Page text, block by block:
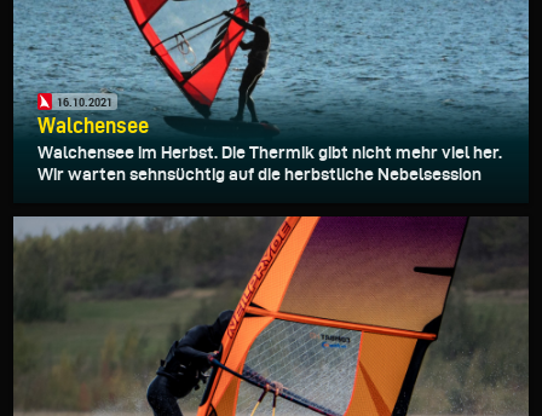
16.10.2021
Walchensee
Walchensee im Herbst. Die Thermik gibt nicht mehr viel her.
Wir warten sehnsüchtig auf die herbstliche Nebelsession